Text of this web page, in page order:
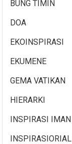
BUNG TIMIN
DOA
EKOINSPIRASI
EKUMENE
GEMA VATIKAN
HIERARKI
INSPIRASI IMAN
INSPIRASIORIAL